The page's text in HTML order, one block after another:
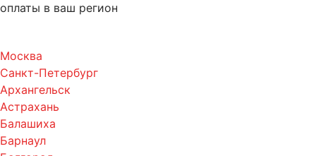
оплаты в ваш регион
Москва
Санкт-Петербург
Архангельск
Астрахань
Балашиха
Барнаул